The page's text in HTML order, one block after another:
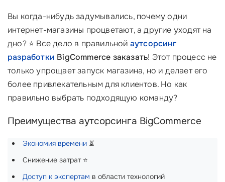
Вы когда-нибудь задумывались, почему одни
интернет-магазины процветают, а другие уходят на
дно? ⭐ Все дело в правильной аутсорсинг
разработки BigCommerce заказать! Этот процесс не
только упрощает запуск магазина, но и делает его
более привлекательным для клиентов. Но как
правильно выбрать подходящую команду?
Преимущества аутсорсинга BigCommerce
Экономия времени ⏳
Снижение затрат ⭐
Доступ к экспертам в области технологий